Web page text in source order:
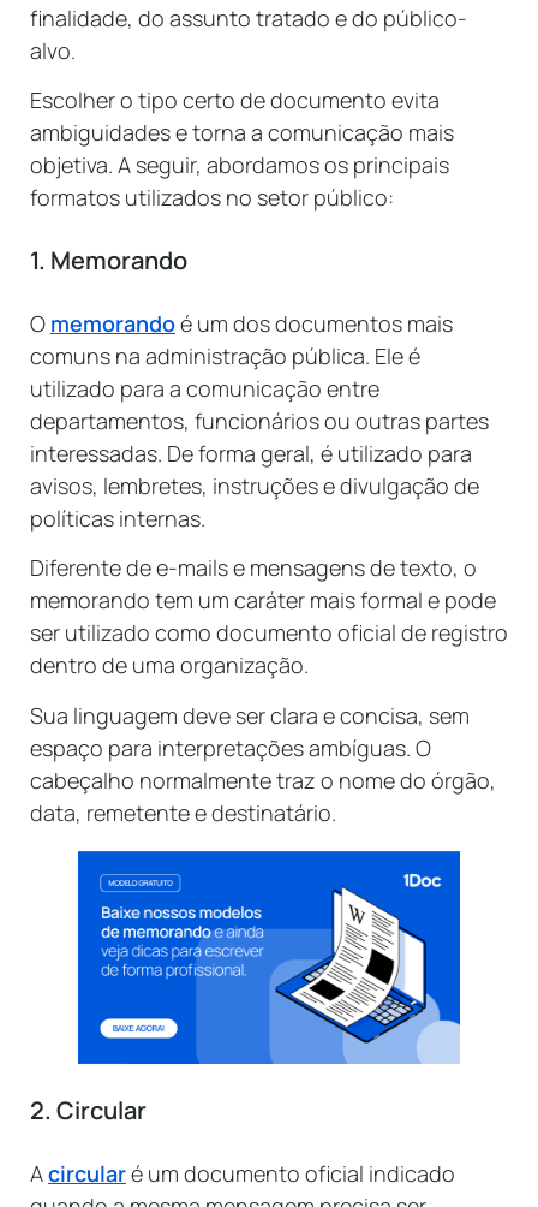
finalidade, do assunto tratado e do público-
alvo.
Escolher o tipo certo de documento evita
ambiguidades e torna a comunicação mais
objetiva. A seguir, abordamos os principais
formatos utilizados no setor público:
1. Memorando
O memorandoé um dos documentos mais
comuns na administração pública. Ele é
utilizado para a comunicação entre
departamentos, funcionários ou outras partes
interessadas. De forma geral, é utilizado para
avisos, lembretes, instruções e divulgação de
políticas internas.
Diferente de e-mails e mensagens de texto, o
memorando tem um caráter mais formal e pode
ser utilizado como documento oficial de registro
dentro de uma organização.
Sua linguagem deve ser clara e concisa, sem
espaço para interpretações ambíguas. O
cabeçalho normalmente traz o nome do órgão,
data, remetente e destinatário.
2. Circular
Acircularé um documento oficial indicado